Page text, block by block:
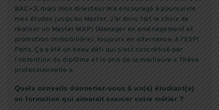
BAC+3, mais mon directeur m’a encouragé à poursuivre
mes études jusqu’au Master. J’ai donc fait le choix de
réaliser un Master MAPI (Manager en aménagement et
promotion immobilière), toujours en alternance, à l’ESPI
Paris. Ça a été un beau défi qui s’est concrétisé par
l’obtention du diplôme et le prix de la meilleure « Thèse
professionnelle ».
Quels conseils donneriez-vous à un(e) étudiant(e)
en formation qui aimerait exercer votre métier ?